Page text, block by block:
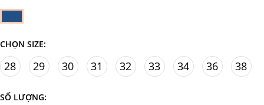
CHỌN SIZE:
28 29 30 31 32 33 34 36 38
SỐ LƯỢNG: